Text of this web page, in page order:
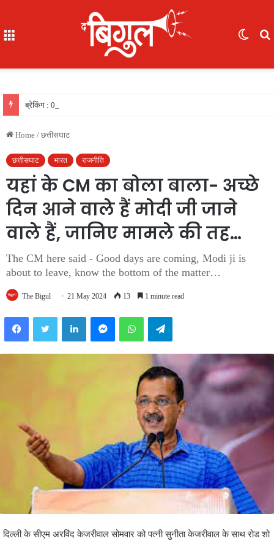
ब्रेकिंग : 05 IAS की नई पदस्थापना..देखिए सूची
Home / छत्तीसघाट
छत्तीसघाट भारत राजनीति
यहां के CM का बोला बाला- अच्छे
दिन आने वाले हैं मोदी जी जाने
वाले हैं, जानिए मामले की तह…
The CM here said - Good days are coming, Modi ji is
about to leave, know the bottom of the matter…
The Bigul 21 May 2024 13 1 minute read
FacebookTwitter LinkedInMessengerWhatsAppTelegram
दिल्ली के सीएम अरविंद केजरीवाल सोमवार को पत्नी सुनीता केजरीवाल के साथ रोड शो